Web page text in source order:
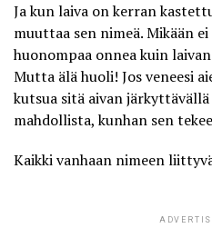
Ja kun laiva on kerran
muuttaa sen nimeä. Mikään
huonompaa onnea kuin
Mutta älä huoli! Jos veneesi
kutsua sitä aivan
mahdollista,kunhan sen
Kaikki vanhaan nimeen